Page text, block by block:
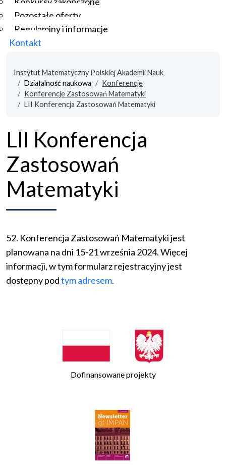
Pozostałe oferty
Regulaminy i informacje
Kontakt
Instytut Matematyczny Polskiej Akademii Nauk
Działalność naukowa
Konferencje
Konferencje Zastosowań Matematyki
LII Konferencja Zastosowań Matematyki
LII Konferencja
Zastosowań
Matematyki
52. Konferencja Zastosowań Matematyki jest
planowana na dni 15-21 września 2024. Więcej
informacji, w tym formularz rejestracyjny jest
dostępny podtym adresem.
Dofinansowane projekty